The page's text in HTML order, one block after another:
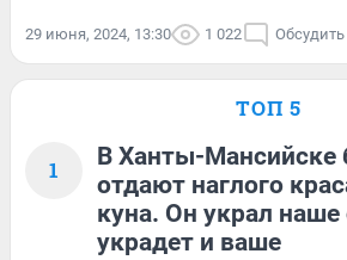
29 июня, 2024, 13:30 1 022 Обсудить
ТОП 5
1
В Ханты-Мансийске
отдают наглого
куна. Он украл
украдет и ваше